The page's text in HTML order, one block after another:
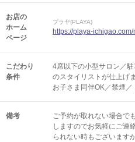
お店の
ホーム
ページ
プラヤ(PLAYA)
https://playa-ichigao.com/
こだわり
条件
4席以下の小型サロン／
のスタイリストが仕上げ
お子さま同伴OK／禁煙／
備考
ご予約が取れない場合で
しますのでお気軽にご連
られない時もございます